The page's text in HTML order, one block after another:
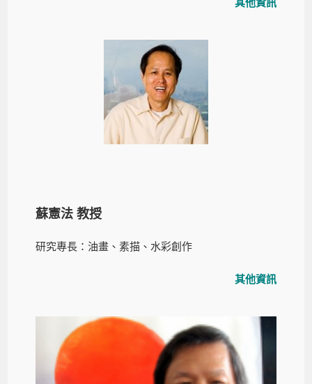
蘇憲法 教授
研究專長：油畫、素描、水彩創作
其他資訊